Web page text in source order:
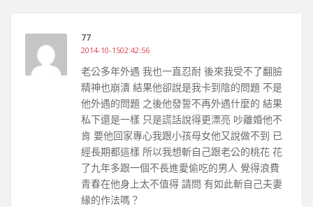
77
2014-10-1502:42:56
老公多年外遇 我也一直忍耐 後來我受不了翻臉
精神也崩潰 結果他卻說是我卡到陰的問題 不是
他外遇的問題 之後他發誓不再外遇什麼的 結果
私下還是一樣 只是謊話說得更漂亮 吵離婚他不
肯 要他回家專心我跟小孩母女他又說做不到 已
經長期都這樣 所以我想斬自己跟老公的桃花 花
了九年多跟一個不長進愛偷吃的男人 覺得浪費
青春在他身上太不值得 請問 有如此斬自己夫妻
緣的作法嗎？